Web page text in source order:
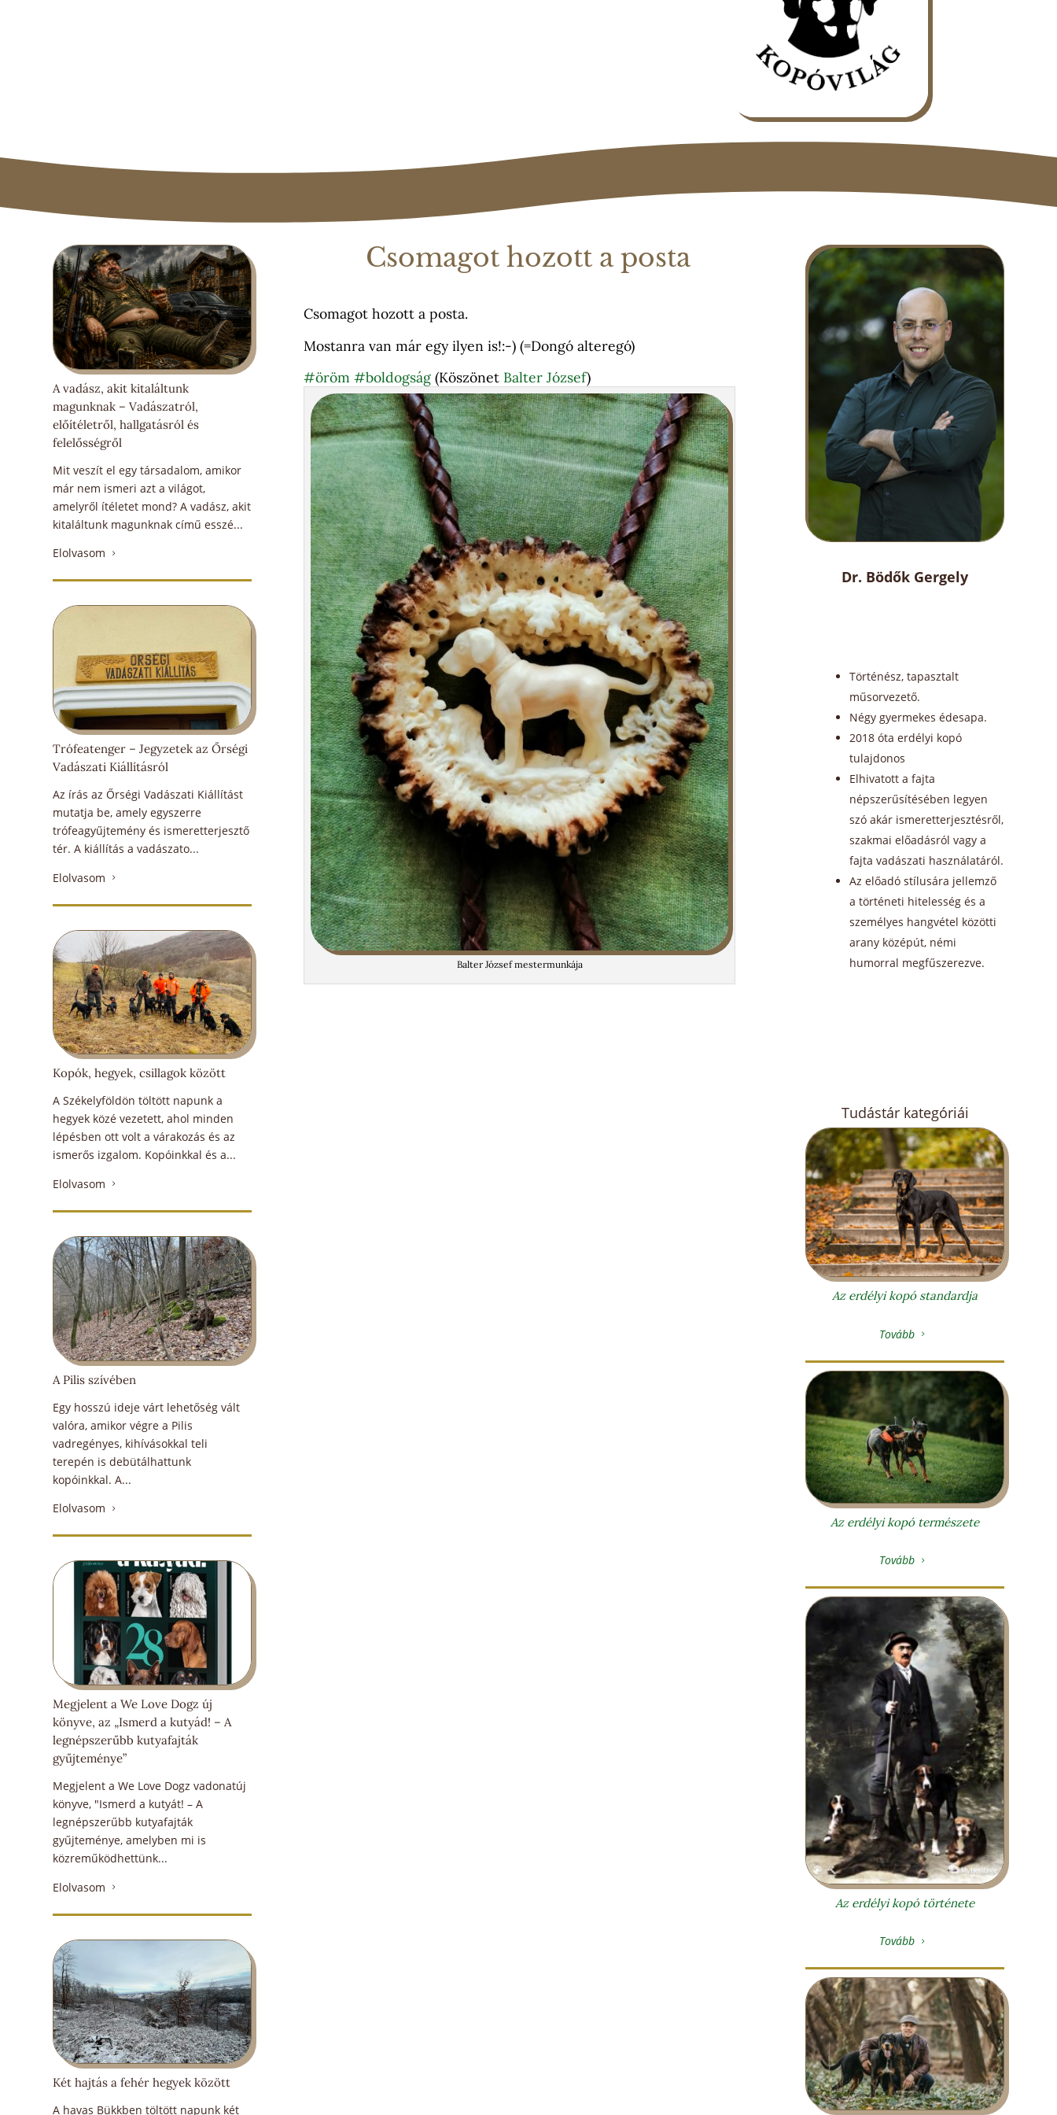
A vadász, akit kitaláltunk
magunknak – Vadászatról,
előítéletről, hallgatásról és
felelősségről
Mit veszít el egy társadalom, amikor
már nem ismeri azt a világot,
amelyről ítéletet mond? A vadász, akit
kitaláltunk magunknak című esszé...
Elolvasom
5
Trófeatenger – Jegyzetek az Őrségi
Vadászati Kiállításról
Az írás az Őrségi Vadászati Kiállítást
mutatja be, amely egyszerre
trófeagyűjtemény és ismeretterjesztő
tér. A kiállítás a vadászato...
Elolvasom
5
Kopók, hegyek, csillagok között
A Székelyföldön töltött napunk a
hegyek közé vezetett, ahol minden
lépésben ott volt a várakozás és az
ismerős izgalom. Kopóinkkal és a...
Elolvasom
5
A Pilis szívében
Egy hosszú ideje várt lehetőség vált
valóra, amikor végre a Pilis
vadregényes, kihívásokkal teli
terepén is debütálhattunk
kopóinkkal. A...
Elolvasom
5
Megjelent a We Love Dogz új
könyve, az „Ismerd a kutyád! – A
legnépszerűbb kutyafajták
gyűjteménye”
Megjelent a We Love Dogz vadonatúj
könyve, "Ismerd a kutyát! – A
legnépszerűbb kutyafajták
gyűjteménye, amelyben mi is
közreműködhettünk...
Elolvasom
5
Két hajtás a fehér hegyek között
A havas Bükkben töltött napunk két
Csomagot hozott a posta
Csomagot hozott a posta.
Mostanra van már egy ilyen is!:-) (=Dongó alteregó)
#öröm #boldogság (Köszönet Balter József)
Balter József mestermunkája
Dr. Bödők Gergely
Történész, tapasztalt
műsorvezető.
Négy gyermekes édesapa.
2018 óta erdélyi kopó
tulajdonos
Elhivatott a fajta
népszerűsítésében legyen
szó akár ismeretterjesztésről,
szakmai előadásról vagy a
fajta vadászati használatáról.
Az előadó stílusára jellemző
a történeti hitelesség és a
személyes hangvétel közötti
arany középút, némi
humorral megfűszerezve.
Tudástár kategóriái
Az erdélyi kopó standardja
Tovább 5
Az erdélyi kopó természete
Tovább 5
Az erdélyi kopó története
Tovább 5